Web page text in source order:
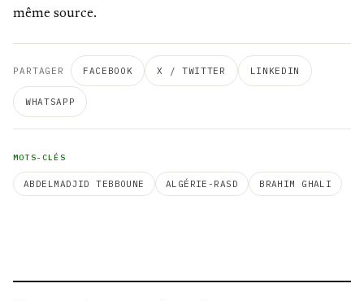
même source.
PARTAGER FACEBOOK X / TWITTER LINKEDIN
WHATSAPP
MOTS-CLÉS
ABDELMADJID TEBBOUNE ALGÉRIE-RASD BRAHIM GHALI